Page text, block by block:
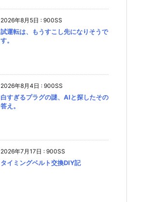
2026年8月5日 : 900SS
試運転は、もうすこし先になりそうで
す。
2026年8月4日 : 900SS
白すぎるプラグの謎、AIと探したその
答え。
2026年7月17日 : 900SS
タイミングベルト交換DIY記